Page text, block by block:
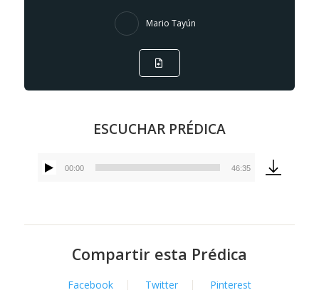
Mario Tayún
ESCUCHAR PRÉDICA
Reproductor
00:00 46:35
Compartir esta Prédica
Facebook Twitter Pinterest